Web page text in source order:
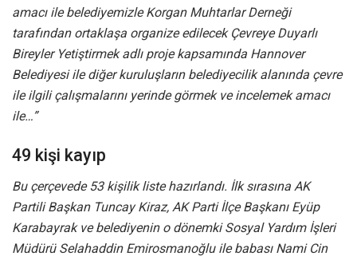
amacı ile belediyemizle Korgan Muhtarlar Derneği
tarafından ortaklaşa organize edilecek Çevreye Duyarlı
Bireyler Yetiştirmek adlı proje kapsamında Hannover
Belediyesi ile diğer kuruluşların belediyecilik alanında çevre
ile ilgili çalışmalarını yerinde görmek ve incelemek amacı
ile…”
49 kişi kayıp
Bu çerçevede 53 kişilik liste hazırlandı. İlk sırasına AK
Partili Başkan Tuncay Kiraz, AK Parti İlçe Başkanı Eyüp
Karabayrak ve belediyenin o dönemki Sosyal Yardım İşleri
Müdürü Selahaddin Emirosmanoğlu ile babası Nami Cin